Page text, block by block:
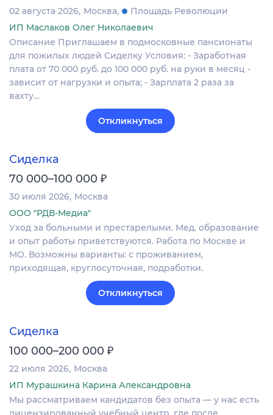
02 августа 2026 Москва
Площадь Революции
ИП Маслаков Олег Николаевич
Описание Приглашаем в подмосковные пансионаты
для пожилых людей Сиделку Условия: - Заработная
плата от 70 000 руб. до 100 000 руб. на руки в месяц -
зависит от нагрузки и опыта; - Зарплата 2 раза за
вахту…
Откликнуться
Сиделка
70 000–100 000 ₽
30 июля 2026 Москва
ООО "РДВ-Медиа"
Уход за больными и престарелыми. Мед. образование
и опыт работы приветствуются. Работа по Москве и
МО. Возможны варианты: с проживанием,
приходящая, круглосуточная, подработки.
Откликнуться
Сиделка
100 000–200 000 ₽
22 июля 2026 Москва
ИП Мурашкина Карина Александровна
Мы рассматриваем кандидатов без опыта — у нас есть